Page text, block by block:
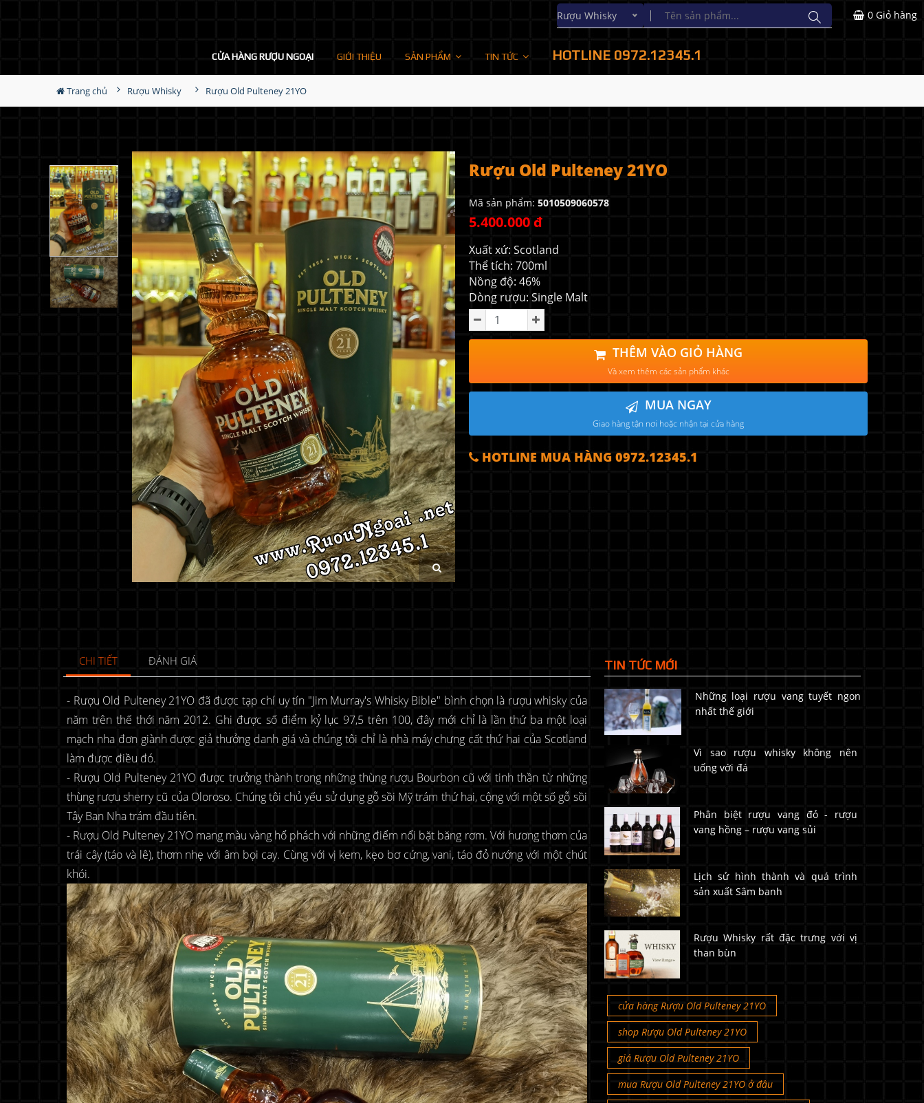
Rượu Whisky
CỬA HÀNG RƯỢU NGOẠI GIỚI THIỆU SẢN PHẨM TIN TỨC HOTLINE 0972.12345.1
0 Giỏ hàng
Trang chủ Rượu Whisky Rượu Old Pulteney 21YO
Rượu Old Pulteney 21YO
Mã sản phẩm: 5010509060578
5.400.000 đ
Xuất xứ: Scotland
Thể tích: 700ml
Nồng độ: 46%
Dòng rượu: Single Malt
THÊM VÀO GIỎ HÀNG
Và xem thêm các sản phẩm khác
MUA NGAY
Giao hàng tận nơi hoặc nhận tại cửa hàng
HOTLINE MUA HÀNG 0972.12345.1
CHI TIẾT ĐÁNH GIÁ
- Rượu Old Pulteney 21YO đã được tạp chí uy tín "Jim Murray's Whisky Bible" bình chọn là rượu whisky của
năm trên thế thới năm 2012. Ghi được số điểm kỷ lục 97,5 trên 100, đây mới chỉ là lần thứ ba một loại
mạch nha đơn giành được giả thưởng danh giá và chúng tôi chỉ là nhà máy chưng cất thứ hai của Scotland
làm được điều đó.
- Rượu Old Pulteney 21YO được trưởng thành trong những thùng rượu Bourbon cũ với tinh thần từ những
thùng rượu sherry cũ của Oloroso. Chúng tôi chủ yếu sử dụng gỗ sồi Mỹ trám thứ hai, cộng với một số gỗ sồi
Tây Ban Nha trám đầu tiên.
- Rượu Old Pulteney 21YO mang màu vàng hổ phách với những điểm nổi bặt băng rơm. Với hương thơm của
trái cây (táo và lê), thơm nhẹ với âm bọi cay. Cùng với vị kem, kẹo bơ cứng, vani, táo đỏ nướng với một chút
khói.
TIN TỨC MỚI
Những loại rượu vang tuyết ngon
nhất thế giới
Vì sao rượu whisky không nên
uống với đá
Phân biệt rượu vang đỏ - rượu
vang hồng – rượu vang sủi
Lịch sử hình thành và quá trình
sản xuất Sâm banh
Rượu Whisky rất đặc trưng với vị
than bùn
cửa hàng Rượu Old Pulteney 21YO
shop Rượu Old Pulteney 21YO
giá Rượu Old Pulteney 21YO
mua Rượu Old Pulteney 21YO ở đâu